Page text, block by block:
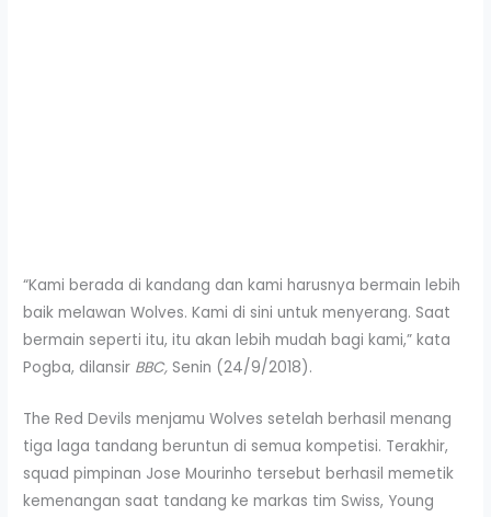
“Kami berada di kandang dan kami harusnya bermain lebih
baik melawan Wolves. Kami di sini untuk menyerang. Saat
bermain seperti itu, itu akan lebih mudah bagi kami,” kata
Pogba, dilansir BBC, Senin (24/9/2018).
The Red Devils menjamu Wolves setelah berhasil menang
tiga laga tandang beruntun di semua kompetisi. Terakhir,
squad pimpinan Jose Mourinho tersebut berhasil memetik
kemenangan saat tandang ke markas tim Swiss, Young